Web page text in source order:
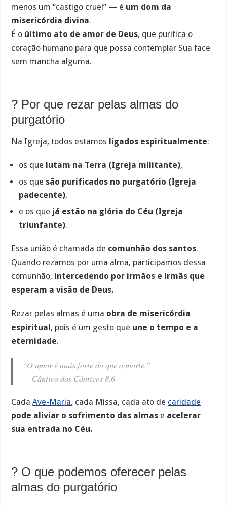
menos um “castigo cruel” — é um dom da
misericórdia divina.
É o último ato de amor de Deus, que purifica o
coração humano para que possa contemplar Sua face
sem mancha alguma.
? Por que rezar pelas almas do
purgatório
Na Igreja, todos estamos ligados espiritualmente:
os que lutam na Terra (Igreja militante),
os que são purificados no purgatório (Igreja
padecente),
e os que já estão na glória do Céu (Igreja
triunfante).
Essa união é chamada de comunhão dos santos.
Quando rezamos por uma alma, participamos dessa
comunhão, intercedendo por irmãos e irmãs que
esperam a visão de Deus.
Rezar pelas almas é uma obra de misericórdia
espiritual, pois é um gesto que une o tempo e a
eternidade.
“O amor é mais forte do que a morte.”
— Cântico dos Cânticos 8,6
CadaAve-Maria, cada Missa, cada ato de caridade
pode aliviar o sofrimento das almas e acelerar
sua entrada no Céu.
? O que podemos oferecer pelas
almas do purgatório